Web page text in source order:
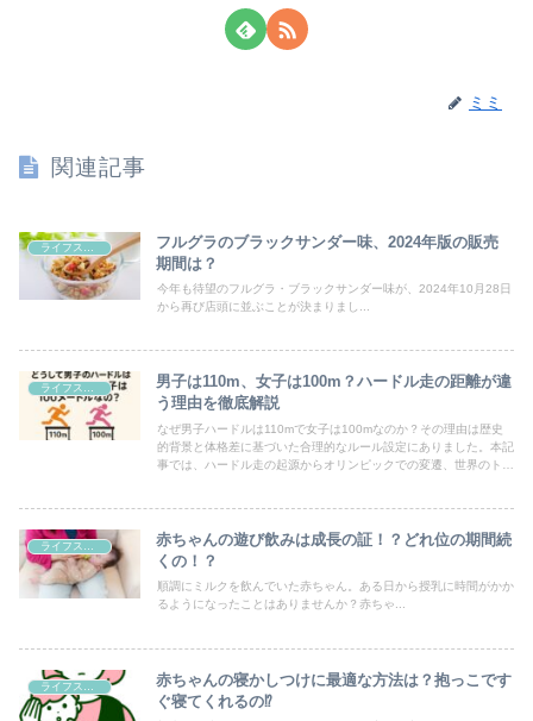
ミミ
関連記事
フルグラのブラックサンダー味、2024年版の販売
期間は？
今年も待望のフルグラ・ブラックサンダー味が、2024年10月28日
から再び店頭に並ぶことが決まりまし...
男子は110m、女子は100m？ハードル走の距離が違
う理由を徹底解説
なぜ男子ハードルは110mで女子は100mなのか？その理由は歴史
的背景と体格差に基づいた合理的なルール設定にありました。本記
事では、ハードル走の起源からオリンピックでの変遷、世界のトッ
赤ちゃんの遊び飲みは成長の証！？どれ位の期間続
くの！？
順調にミルクを飲んでいた赤ちゃん。ある日から授乳に時間がかか
るようになったことはありませんか？赤ちゃ...
赤ちゃんの寝かしつけに最適な方法は？抱っこです
ぐ寝てくれるの⁉